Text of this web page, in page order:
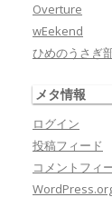
Overture
wEekend
ひめのうさぎ
メタ情報
ログイン
投稿フィード
コメントフィ